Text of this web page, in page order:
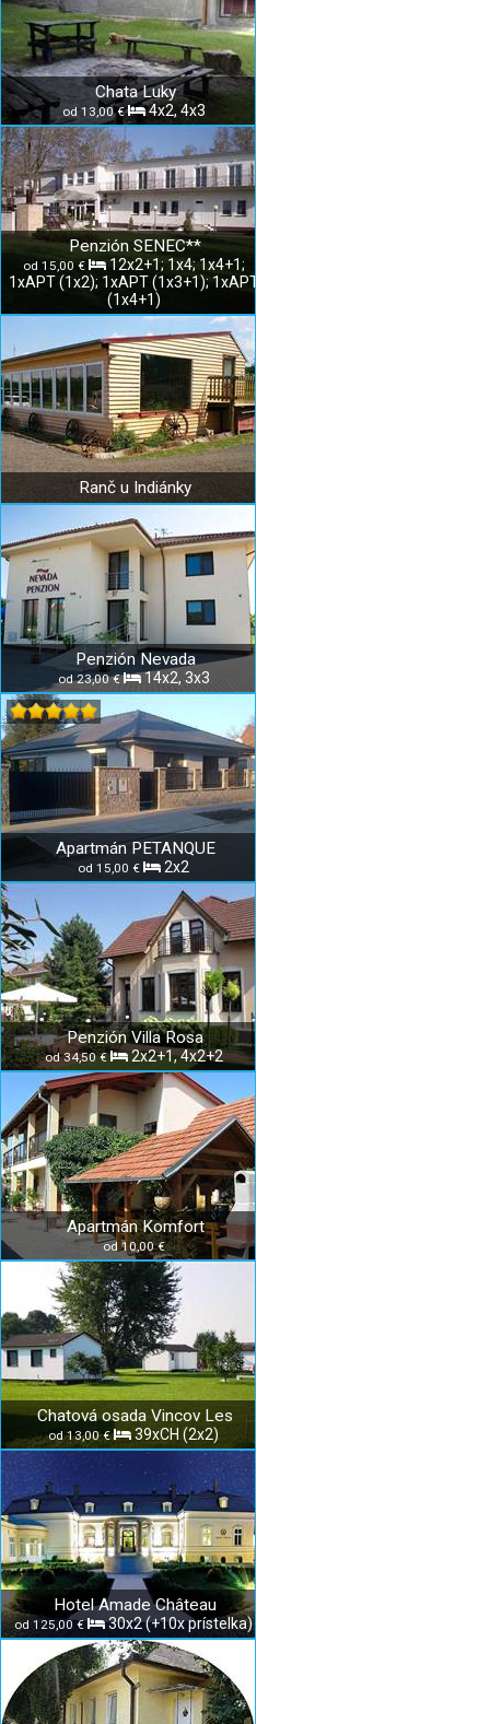
Chata Luky
od 13,00 € 4x2, 4x3
Penzión SENEC**
od 15,00 €
12x2+1; 1x4; 1x4+1;
1xAPT (1x2); 1xAPT (1x3+1); 1xAPT
(1x4+1)
Ranč u Indiánky
Penzión Nevada
od 23,00 € 14x2, 3x3
Apartmán PETANQUE
od 15,00 € 2x2
Penzión Villa Rosa
od 34,50 € 2x2+1, 4x2+2
Apartmán Komfort
od 10,00 €
Chatová osada Vincov Les
od 13,00 € 39xCH (2x2)
Hotel Amade Château
od 125,00 € 30x2 (+10x prístelka)